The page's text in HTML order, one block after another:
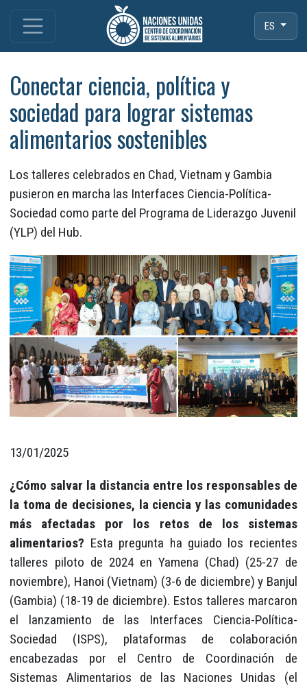
ES
Conectar ciencia, política y
sociedad para lograr sistemas
alimentarios sostenibles
Los talleres celebrados en Chad, Vietnam y Gambia
pusieron en marcha las Interfaces Ciencia-Política-
Sociedad como parte del Programa de Liderazgo Juvenil
(YLP) del Hub.
13/01/2025
¿Cómo salvar la distancia entre los responsables de
la toma de decisiones, la ciencia y las comunidades
más afectadas por los retos de los sistemas
alimentarios? Esta pregunta ha guiado los recientes
talleres piloto de 2024 en Yamena (Chad) (25-27 de
noviembre), Hanoi (Vietnam) (3-6 de diciembre) y Banjul
(Gambia) (18-19 de diciembre). Estos talleres marcaron
el lanzamiento de las Interfaces Ciencia-Política-
Sociedad (ISPS), plataformas de colaboración
encabezadas por el Centro de Coordinación de
Sistemas Alimentarios de las Naciones Unidas (el